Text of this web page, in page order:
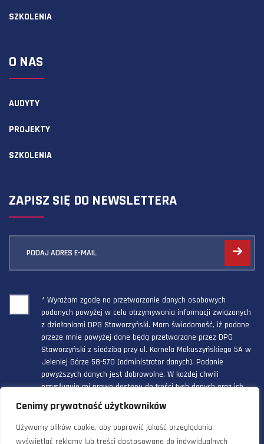
Cenimy prywatność użytkowników
Używamy plików cookie, aby poprawić jakość przeglądania,
wyświetlać reklamy lub treści dostosowane do indywidualnych
SZKOLENIA
O NAS
AUDYTY
PROJEKTY
SZKOLENIA
ZAPISZ SIĘ DO NEWSLETTERA
PODAJ ADRES E-MAIL
* Wyrażam zgodę na przetwarzanie danych osobowych
podanych powyżej w celu otrzymywania informacji związanych
z działaniami DPG Staworzyński. Mam świadomość, iż podane
przeze mnie powyżej dane będą przetwarzane przez DPG
Staworzyński z siedzibą przy ul. Kornela Makuszyńskiego 5A w
Jeleniej Górze 58-570 (administrator danych). Podanie
powyższych danych jest dobrowolne. W każdej chwili
przysługuje mi prawo dostępu do treści tych danych oraz ich
poprawienia, a powyższa zgoda może być odwołana w każdym
czasie.